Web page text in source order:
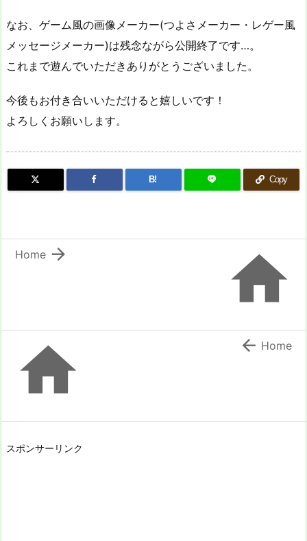
なお、ゲーム風の画像メーカー(つよさメーカー・レゲー風
メッセージメーカー)は残念ながら公開終了です…。
これまで遊んでいただきありがとうございました。
今後もお付き合いいただけると嬉しいです！
よろしくお願いします。
B! Copy


Home
  Home
スポンサーリンク